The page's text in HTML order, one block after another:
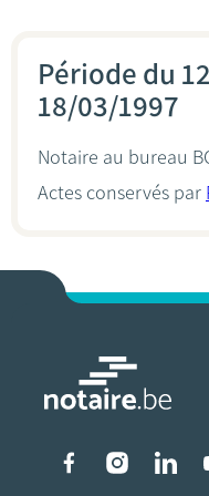
Période du
18/03/1997
Notaire au bureau
Actes conservés par
Liens